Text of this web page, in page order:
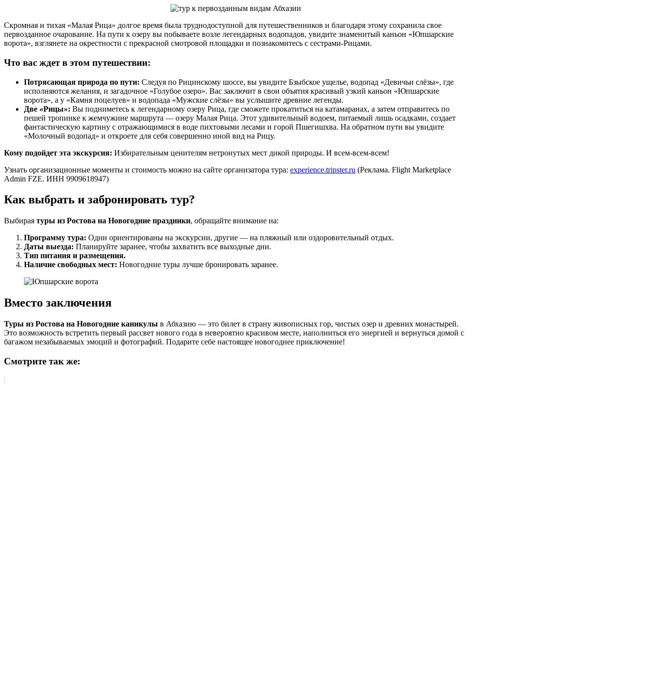
Скромная и тихая «Малая Рица» долгое время была труднодоступной для путешественников и благодаря этому сохранила свое
первозданное очарование. На пути к озеру вы побываете возле легендарных водопадов, увидите знаменитый каньон «Юпшарские
ворота», взглянете на окрестности с прекрасной смотровой площадки и познакомитесь с сестрами-Рицами.
Что вас ждет в этом путешествии:
Потрясающая природа по пути: Следуя по Рицинскому шоссе, вы увидите Бзыбское ущелье, водопад «Девичьи слёзы», где
исполняются желания, и загадочное «Голубое озеро». Вас заключит в свои объятия красивый узкий каньон «Юпшарские
ворота», а у «Камня поцелуев» и водопада «Мужские слёзы» вы услышите древние легенды.
Две «Рицы»: Вы подниметесь к легендарному озеру Рица, где сможете прокатиться на катамаранах, а затем отправитесь по
пешей тропинке к жемчужине маршрута — озеру Малая Рица. Этот удивительный водоем, питаемый лишь осадками, создает
фантастическую картину с отражающимися в воде пихтовыми лесами и горой Пшегишхва. На обратном пути вы увидите
«Молочный водопад» и откроете для себя совершенно иной вид на Рицу.
Кому подойдет эта экскурсия: Избирательным ценителям нетронутых мест дикой природы. И всем-всем-всем!
Узнать организационные моменты и стоимость можно на сайте организатора тура: experience.tripster.ru (Реклама. Flight Marketplace
Admin FZE. ИНН 9909618947)
Как выбрать и забронировать тур?
Выбирая туры из Ростова на Новогодние праздники, обращайте внимание на:
Программу тура: Одни ориентированы на экскурсии, другие — на пляжный или оздоровительный отдых.
Даты выезда: Планируйте заранее, чтобы захватить все выходные дни.
Тип питания и размещения.
Наличие свободных мест: Новогодние туры лучше бронировать заранее.
Вместо заключения
Туры из Ростова на Новогодние каникулы в Абхазию — это билет в страну живописных гор, чистых озер и древних монастырей.
Это возможность встретить первый рассвет нового года в невероятно красивом месте, наполниться его энергией и вернуться домой с
багажом незабываемых эмоций и фотографий. Подарите себе настоящее новогоднее приключение!
Смотрите так же: